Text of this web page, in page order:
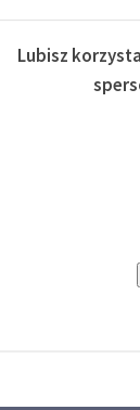
Lubisz